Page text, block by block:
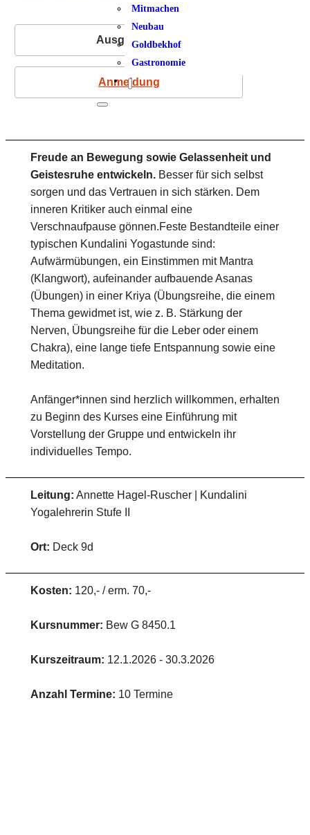
Mitmachen
Neubau
Goldbekhof
Gastronomie
Ausgebucht
Anmeldung
Freude an Bewegung sowie Gelassenheit und
Geistesruhe entwickeln. Besser für sich selbst
sorgen und das Vertrauen in sich stärken. Dem
inneren Kritiker auch einmal eine
Verschnaufpause gönnen.Feste Bestandteile einer
typischen Kundalini Yogastunde sind:
Aufwärmübungen, ein Einstimmen mit Mantra
(Klangwort), aufeinander aufbauende Asanas
(Übungen) in einer Kriya (Übungsreihe, die einem
Thema gewidmet ist, wie z. B. Stärkung der
Nerven, Übungsreihe für die Leber oder einem
Chakra), eine lange tiefe Entspannung sowie eine
Meditation.
Anfänger*innen sind herzlich willkommen, erhalten
zu Beginn des Kurses eine Einführung mit
Vorstellung der Gruppe und entwickeln ihr
individuelles Tempo.
Leitung: Annette Hagel-Ruscher | Kundalini
Yogalehrerin Stufe II
Ort: Deck 9d
Kosten: 120,- / erm. 70,-
Kursnummer: Bew G 8450.1
Kurszeitraum: 12.1.2026 - 30.3.2026
Anzahl Termine: 10 Termine